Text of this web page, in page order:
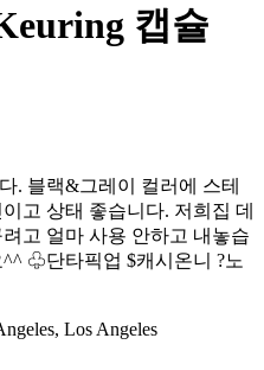
캡슐
. 블랙&그레이 컬러에 스테
고 상태 좋습니다. 저희집 데
고 얼마 사용 안하고 내놓습
♧단타픽업 $캐시온니 ?노
Los Angeles